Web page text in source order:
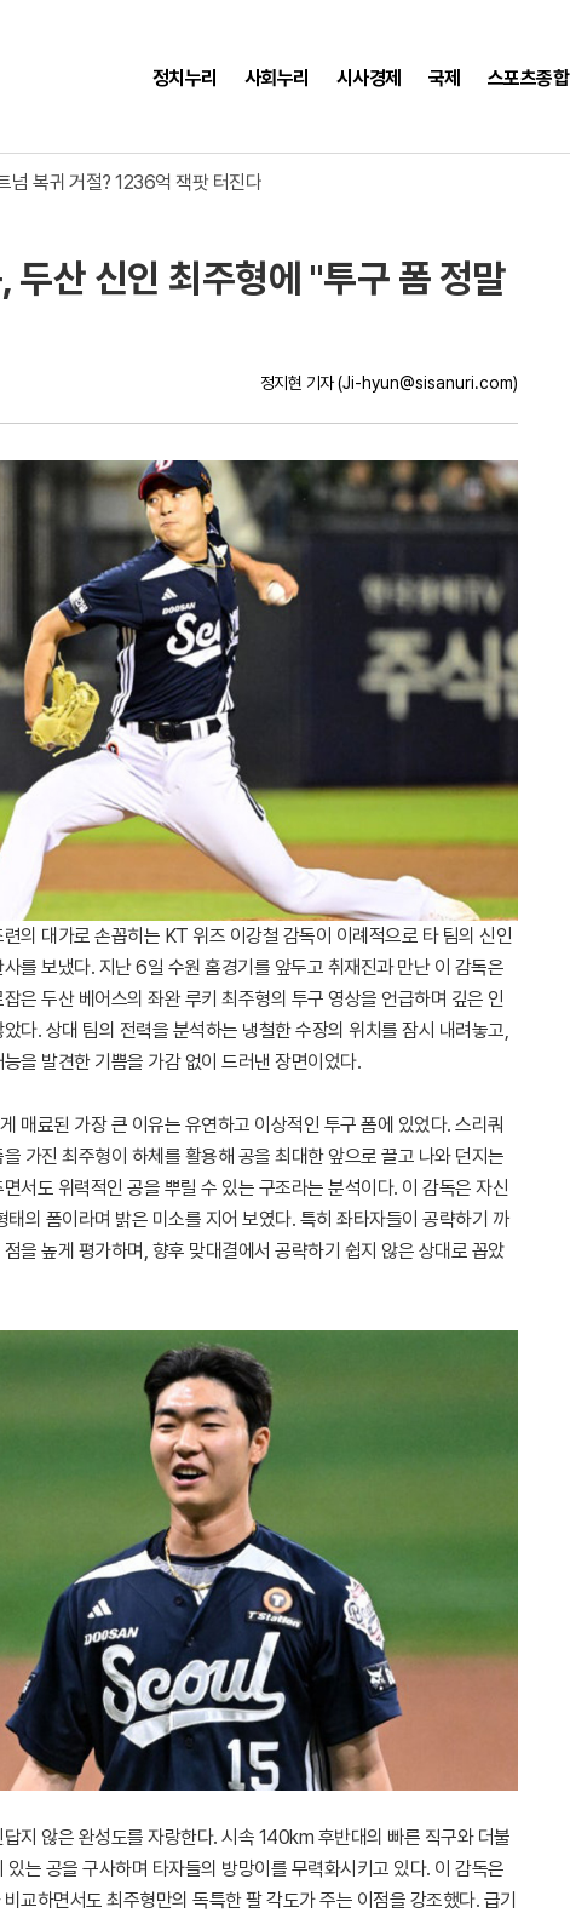
정치누리 사회누리 시사경제 국제 스포츠종합
로서기엔 아직, 베테랑 김태군 가치 증명
넘 복귀 거절? 1236억 잭팟 터진다
두산 신인 최주형에 "투구 폼 정말
정지현 기자 (Ji-hyun@sisanuri.com)
의 대가로 손꼽히는 KT 위즈 이강철 감독이 이례적으로 타 팀의 신인
를 보냈다. 지난 6일 수원 홈경기를 앞두고 취재진과 만난 이 감독은
은 두산 베어스의 좌완 루키 최주형의 투구 영상을 언급하며 깊은 인
다. 상대 팀의 전력을 분석하는 냉철한 수장의 위치를 잠시 내려놓고,
을 발견한 기쁨을 가감 없이 드러낸 장면이었다.
매료된 가장 큰 이유는 유연하고 이상적인 투구 폼에 있었다. 스리쿼
가진 최주형이 하체를 활용해 공을 최대한 앞으로 끌고 나와 던지는
서도 위력적인 공을 뿌릴 수 있는 구조라는 분석이다. 이 감독은 자신
태의 폼이라며 밝은 미소를 지어 보였다. 특히 좌타자들이 공략하기 까
을 높게 평가하며, 향후 맞대결에서 공략하기 쉽지 않은 상대로 꼽았
지 않은 완성도를 자랑한다. 시속 140km 후반대의 빠른 직구와 더불
있는 공을 구사하며 타자들의 방망이를 무력화시키고 있다. 이 감독은
교하면서도 최주형만의 독특한 팔 각도가 주는 이점을 강조했다. 급기